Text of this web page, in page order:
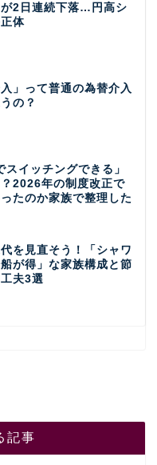
が2日連続下落…円高シ
体
入」って普通の為替介入
の？
スイッチングできる」
2026年の制度改正で
たのか家族で整理した
を見直そう！「シャワ
が得」な家族構成と節
夫3選
記事